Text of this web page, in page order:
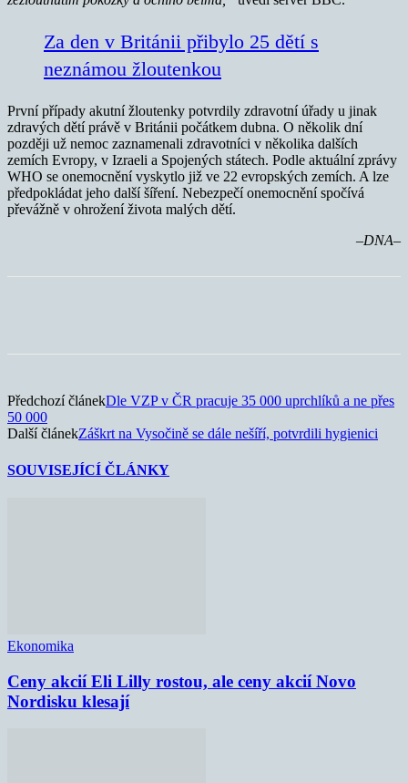
Za den v Británii přibylo 25 dětí s
neznámou žloutenkou
První případy akutní žloutenky potvrdily zdravotní úřady u jinak
zdravých dětí právě v Británii počátkem dubna. O několik dní
později už nemoc zaznamenali zdravotníci v několika dalších
zemích Evropy, v Izraeli a Spojených státech. Podle aktuální zprávy
WHO se onemocnění vyskytlo již ve 22 evropských zemích. A lze
předpokládat jeho další šíření. Nebezpečí onemocnění spočívá
převážně v ohrožení života malých dětí.
–DNA–
Předchozí článekDle VZP v ČR pracuje 35 000 uprchlíků a ne přes
50 000
Další článekZáškrt na Vysočině se dále nešíří, potvrdili hygienici
SOUVISEJÍCÍ ČLÁNKY
Ekonomika
Ceny akcií Eli Lilly rostou, ale ceny akcií Novo
Nordisku klesají